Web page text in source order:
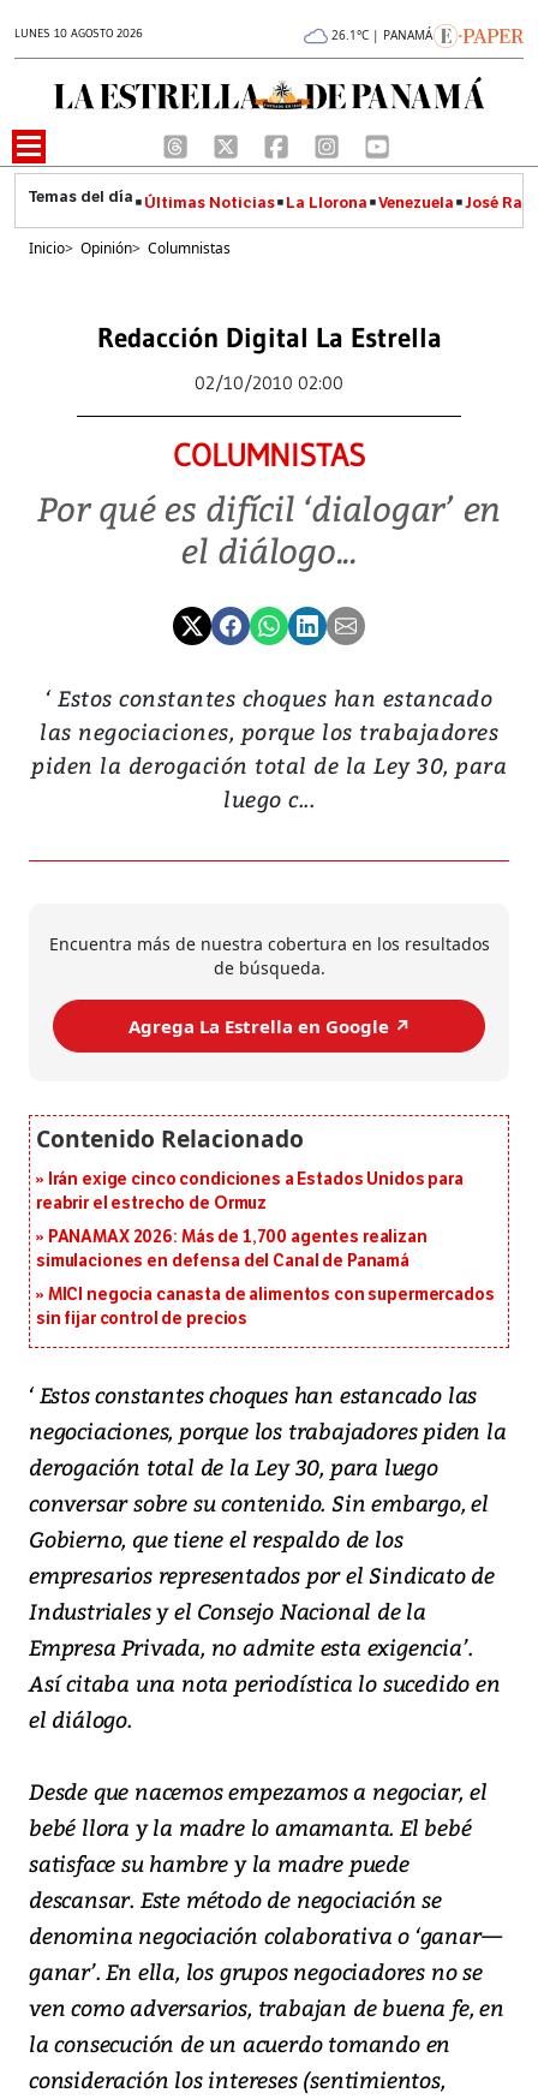
LUNES 10 AGOSTO 2026 26.1°C | PANAMÁ
Últimas Noticias La Llorona Venezuela José
Inicio> Opinión> Columnistas
Redacción Digital La Estrella
02/10/2010 02:00
COLUMNISTAS
Por qué es difícil ‘dialogar’ en
el diálogo...
‘ Estos constantes choques han estancado
las negociaciones, porque los trabajadores
piden la derogación total de la Ley 30, para
luego c...
Encuentra más de nuestra cobertura en los resultados
de búsqueda.
Agrega La Estrella en Google ↗️
Irán exige cinco condiciones a Estados Unidos para
reabrir el estrecho de Ormuz
PANAMAX 2026: Más de 1,700 agentes realizan
simulaciones en defensa del Canal de Panamá
MICI negocia canasta de alimentos con supermercados
sin fijar control de precios
‘ Estos constantes choques han estancado las
negociaciones, porque los trabajadores piden la
derogación total de la Ley 30, para luego
conversar sobre su contenido. Sin embargo, el
Gobierno, que tiene el respaldo de los
empresarios representados por el Sindicato de
Industriales y el Consejo Nacional de la
Empresa Privada, no admite esta exigencia’.
Así citaba una nota periodística lo sucedido en
el diálogo.
Desde que nacemos empezamos a negociar, el
bebé llora y la madre lo amamanta. El bebé
satisface su hambre y la madre puede
descansar. Este método de negociación se
denomina negociación colaborativa o ‘ganar—
ganar’. En ella, los grupos negociadores no se
ven como adversarios, trabajan de buena fe, en
la consecución de un acuerdo tomando en
consideración los intereses (sentimientos,